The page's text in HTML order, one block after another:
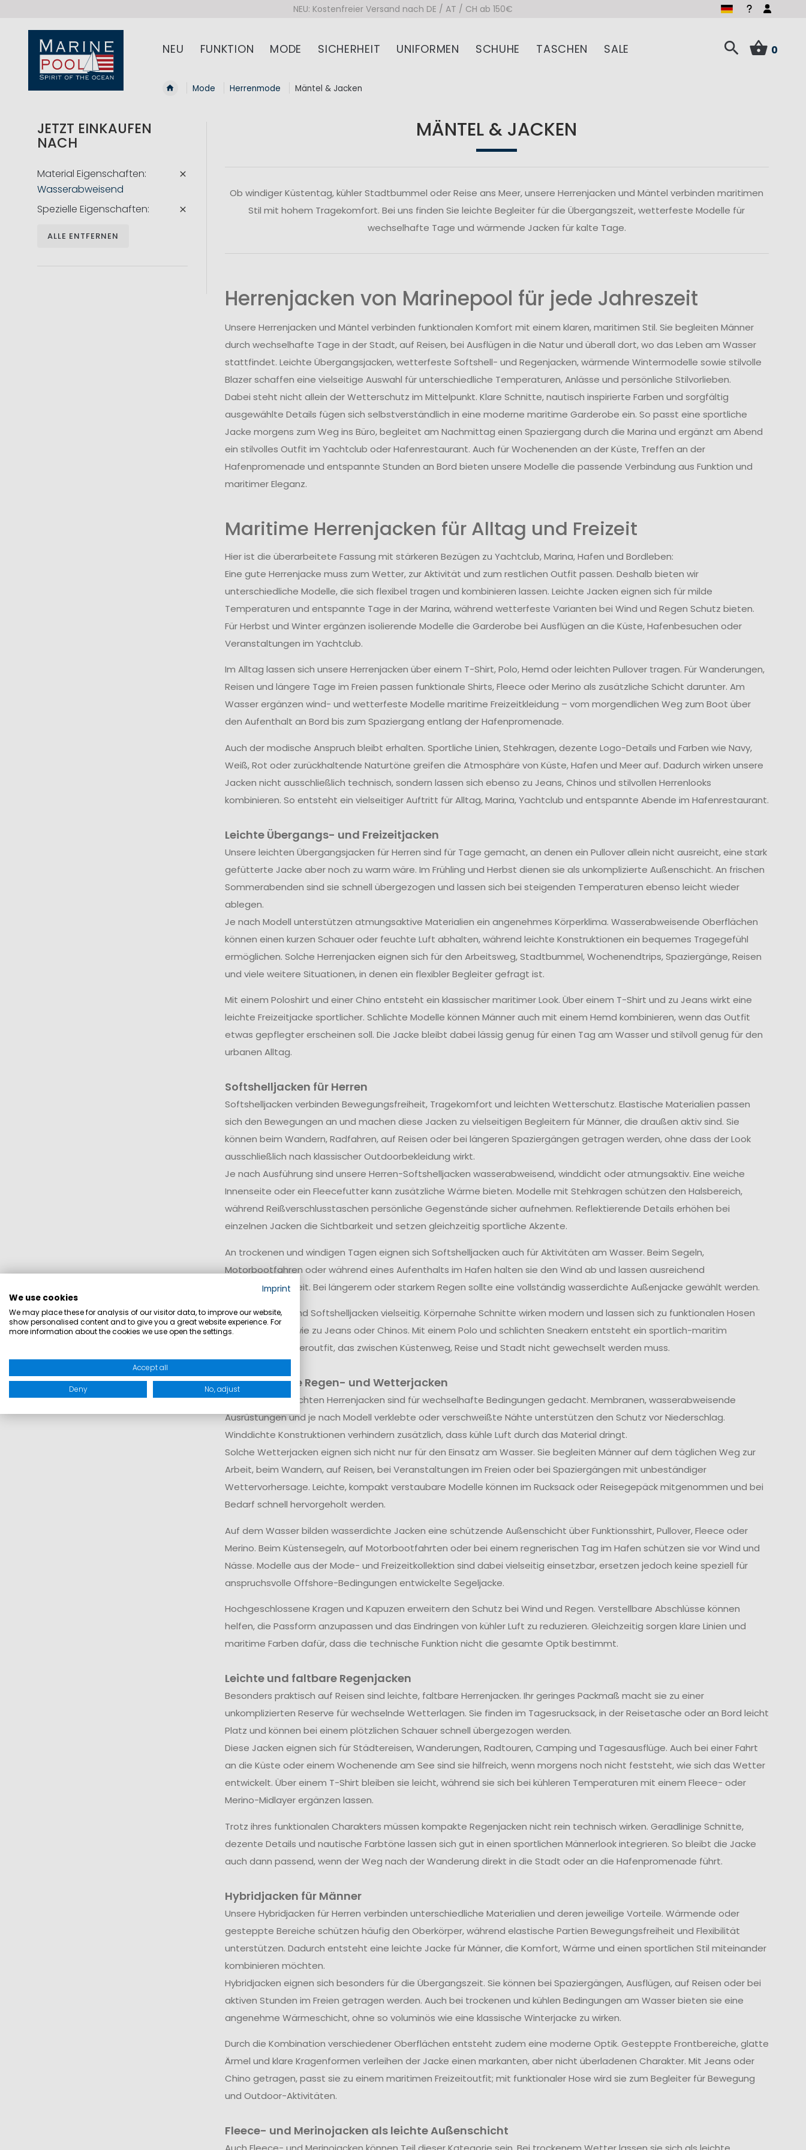
NEU: Kostenfreier Versand nach DE / AT / CH ab 150€
NEU FUNKTION MODE SICHERHEIT UNIFORMEN SCHUHE TASCHEN SALE 0
Mode Herrenmode Mäntel & Jacken
MÄNTEL & JACKEN
Ob windiger Küstentag, kühler Stadtbummel oder Reise ans Meer, unsere Herrenjacken und Mäntel verbinden maritimen
Stil mit hohem Tragekomfort. Bei uns finden Sie leichte Begleiter für die Übergangszeit, wetterfeste Modelle für
wechselhafte Tage und wärmende Jacken für kalte Tage.
Herrenjacken von Marinepool für jede Jahreszeit
Unsere Herrenjacken und Mäntel verbinden funktionalen Komfort mit einem klaren, maritimen Stil. Sie begleiten Männer
durch wechselhafte Tage in der Stadt, auf Reisen, bei Ausflügen in die Natur und überall dort, wo das Leben am Wasser
stattfindet. Leichte Übergangsjacken, wetterfeste Softshell- und Regenjacken, wärmende Wintermodelle sowie stilvolle
Blazer schaffen eine vielseitige Auswahl für unterschiedliche Temperaturen, Anlässe und persönliche Stilvorlieben.
Dabei steht nicht allein der Wetterschutz im Mittelpunkt. Klare Schnitte, nautisch inspirierte Farben und sorgfältig
ausgewählte Details fügen sich selbstverständlich in eine moderne maritime Garderobe ein. So passt eine sportliche
Jacke morgens zum Weg ins Büro, begleitet am Nachmittag einen Spaziergang durch die Marina und ergänzt am Abend
ein stilvolles Outfit im Yachtclub oder Hafenrestaurant. Auch für Wochenenden an der Küste, Treffen an der
Hafenpromenade und entspannte Stunden an Bord bieten unsere Modelle die passende Verbindung aus Funktion und
maritimer Eleganz.
Maritime Herrenjacken für Alltag und Freizeit
Hier ist die überarbeitete Fassung mit stärkeren Bezügen zu Yachtclub, Marina, Hafen und Bordleben:
Eine gute Herrenjacke muss zum Wetter, zur Aktivität und zum restlichen Outfit passen. Deshalb bieten wir
unterschiedliche Modelle, die sich flexibel tragen und kombinieren lassen. Leichte Jacken eignen sich für milde
Temperaturen und entspannte Tage in der Marina, während wetterfeste Varianten bei Wind und Regen Schutz bieten.
Für Herbst und Winter ergänzen isolierende Modelle die Garderobe bei Ausflügen an die Küste, Hafenbesuchen oder
Veranstaltungen im Yachtclub.
Im Alltag lassen sich unsere Herrenjacken über einem T-Shirt, Polo, Hemd oder leichten Pullover tragen. Für Wanderungen,
Reisen und längere Tage im Freien passen funktionale Shirts, Fleece oder Merino als zusätzliche Schicht darunter. Am
Wasser ergänzen wind- und wetterfeste Modelle maritime Freizeitkleidung – vom morgendlichen Weg zum Boot über
den Aufenthalt an Bord bis zum Spaziergang entlang der Hafenpromenade.
Auch der modische Anspruch bleibt erhalten. Sportliche Linien, Stehkragen, dezente Logo-Details und Farben wie Navy,
Weiß, Rot oder zurückhaltende Naturtöne greifen die Atmosphäre von Küste, Hafen und Meer auf. Dadurch wirken unsere
Jacken nicht ausschließlich technisch, sondern lassen sich ebenso zu Jeans, Chinos und stilvollen Herrenlooks
kombinieren. So entsteht ein vielseitiger Auftritt für Alltag, Marina, Yachtclub und entspannte Abende im Hafenrestaurant.
Leichte Übergangs- und Freizeitjacken
Unsere leichten Übergangsjacken für Herren sind für Tage gemacht, an denen ein Pullover allein nicht ausreicht, eine stark
gefütterte Jacke aber noch zu warm wäre. Im Frühling und Herbst dienen sie als unkomplizierte Außenschicht. An frischen
Sommerabenden sind sie schnell übergezogen und lassen sich bei steigenden Temperaturen ebenso leicht wieder
ablegen.
Je nach Modell unterstützen atmungsaktive Materialien ein angenehmes Körperklima. Wasserabweisende Oberflächen
können einen kurzen Schauer oder feuchte Luft abhalten, während leichte Konstruktionen ein bequemes Tragegefühl
ermöglichen. Solche Herrenjacken eignen sich für den Arbeitsweg, Stadtbummel, Wochenendtrips, Spaziergänge, Reisen
und viele weitere Situationen, in denen ein flexibler Begleiter gefragt ist.
Mit einem Poloshirt und einer Chino entsteht ein klassischer maritimer Look. Über einem T-Shirt und zu Jeans wirkt eine
leichte Freizeitjacke sportlicher. Schlichte Modelle können Männer auch mit einem Hemd kombinieren, wenn das Outfit
etwas gepflegter erscheinen soll. Die Jacke bleibt dabei lässig genug für einen Tag am Wasser und stilvoll genug für den
urbanen Alltag.
Softshelljacken für Herren
Softshelljacken verbinden Bewegungsfreiheit, Tragekomfort und leichten Wetterschutz. Elastische Materialien passen
sich den Bewegungen an und machen diese Jacken zu vielseitigen Begleitern für Männer, die draußen aktiv sind. Sie
können beim Wandern, Radfahren, auf Reisen oder bei längeren Spaziergängen getragen werden, ohne dass der Look
ausschließlich nach klassischer Outdoorbekleidung wirkt.
Je nach Ausführung sind unsere Herren-Softshelljacken wasserabweisend, winddicht oder atmungsaktiv. Eine weiche
Innenseite oder ein Fleecefutter kann zusätzliche Wärme bieten. Modelle mit Stehkragen schützen den Halsbereich,
während Reißverschlusstaschen persönliche Gegenstände sicher aufnehmen. Reflektierende Details erhöhen bei
einzelnen Jacken die Sichtbarkeit und setzen gleichzeitig sportliche Akzente.
An trockenen und windigen Tagen eignen sich Softshelljacken auch für Aktivitäten am Wasser. Beim Segeln,
Motorbootfahren oder während eines Aufenthalts im Hafen halten sie den Wind ab und lassen ausreichend
Bewegungsfreiheit. Bei längerem oder starkem Regen sollte eine vollständig wasserdichte Außenjacke gewählt werden.
Auch modisch sind Softshelljacken vielseitig. Körpernahe Schnitte wirken modern und lassen sich zu funktionalen Hosen
ebenso tragen wie zu Jeans oder Chinos. Mit einem Polo und schlichten Sneakern entsteht ein sportlich-maritim
geprägtes Männeroutfit, das zwischen Küstenweg, Reise und Stadt nicht gewechselt werden muss.
Wasserdichte Regen- und Wetterjacken
Unsere wasserdichten Herrenjacken sind für wechselhafte Bedingungen gedacht. Membranen, wasserabweisende
Ausrüstungen und je nach Modell verklebte oder verschweißte Nähte unterstützen den Schutz vor Niederschlag.
Winddichte Konstruktionen verhindern zusätzlich, dass kühle Luft durch das Material dringt.
Solche Wetterjacken eignen sich nicht nur für den Einsatz am Wasser. Sie begleiten Männer auf dem täglichen Weg zur
Arbeit, beim Wandern, auf Reisen, bei Veranstaltungen im Freien oder bei Spaziergängen mit unbeständiger
Wettervorhersage. Leichte, kompakt verstaubare Modelle können im Rucksack oder Reisegepäck mitgenommen und bei
Bedarf schnell hervorgeholt werden.
Auf dem Wasser bilden wasserdichte Jacken eine schützende Außenschicht über Funktionsshirt, Pullover, Fleece oder
Merino. Beim Küstensegeln, auf Motorbootfahrten oder bei einem regnerischen Tag im Hafen schützen sie vor Wind und
Nässe. Modelle aus der Mode- und Freizeitkollektion sind dabei vielseitig einsetzbar, ersetzen jedoch keine speziell für
anspruchsvolle Offshore-Bedingungen entwickelte Segeljacke.
Hochgeschlossene Kragen und Kapuzen erweitern den Schutz bei Wind und Regen. Verstellbare Abschlüsse können
helfen, die Passform anzupassen und das Eindringen von kühler Luft zu reduzieren. Gleichzeitig sorgen klare Linien und
maritime Farben dafür, dass die technische Funktion nicht die gesamte Optik bestimmt.
Leichte und faltbare Regenjacken
Besonders praktisch auf Reisen sind leichte, faltbare Herrenjacken. Ihr geringes Packmaß macht sie zu einer
unkomplizierten Reserve für wechselnde Wetterlagen. Sie finden im Tagesrucksack, in der Reisetasche oder an Bord leicht
Platz und können bei einem plötzlichen Schauer schnell übergezogen werden.
Diese Jacken eignen sich für Städtereisen, Wanderungen, Radtouren, Camping und Tagesausflüge. Auch bei einer Fahrt
an die Küste oder einem Wochenende am See sind sie hilfreich, wenn morgens noch nicht feststeht, wie sich das Wetter
entwickelt. Über einem T-Shirt bleiben sie leicht, während sie sich bei kühleren Temperaturen mit einem Fleece- oder
Merino-Midlayer ergänzen lassen.
Trotz ihres funktionalen Charakters müssen kompakte Regenjacken nicht rein technisch wirken. Geradlinige Schnitte,
dezente Details und nautische Farbtöne lassen sich gut in einen sportlichen Männerlook integrieren. So bleibt die Jacke
auch dann passend, wenn der Weg nach der Wanderung direkt in die Stadt oder an die Hafenpromenade führt.
Hybridjacken für Männer
Unsere Hybridjacken für Herren verbinden unterschiedliche Materialien und deren jeweilige Vorteile. Wärmende oder
gesteppte Bereiche schützen häufig den Oberkörper, während elastische Partien Bewegungsfreiheit und Flexibilität
unterstützen. Dadurch entsteht eine leichte Jacke für Männer, die Komfort, Wärme und einen sportlichen Stil miteinander
kombinieren möchten.
Hybridjacken eignen sich besonders für die Übergangszeit. Sie können bei Spaziergängen, Ausflügen, auf Reisen oder bei
aktiven Stunden im Freien getragen werden. Auch bei trockenen und kühlen Bedingungen am Wasser bieten sie eine
angenehme Wärmeschicht, ohne so voluminös wie eine klassische Winterjacke zu wirken.
Durch die Kombination verschiedener Oberflächen entsteht zudem eine moderne Optik. Gesteppte Frontbereiche, glatte
Ärmel und klare Kragenformen verleihen der Jacke einen markanten, aber nicht überladenen Charakter. Mit Jeans oder
Chino getragen, passt sie zu einem maritimen Freizeitoutfit; mit funktionaler Hose wird sie zum Begleiter für Bewegung
und Outdoor-Aktivitäten.
Fleece- und Merinojacken als leichte Außenschicht
JETZT EINKAUFEN
NACH
Material Eigenschaften
Wasserabweisend
Spezielle Eigenschaften
ALLE ENTFERNEN
Imprint
We use cookies
We may place these for analysis of our visitor data, to improve our website,
show personalised content and to give you a great website experience. For
more information about the cookies we use open the settings.
Accept all
Deny No, adjust